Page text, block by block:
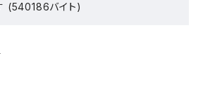
(540186バイト)